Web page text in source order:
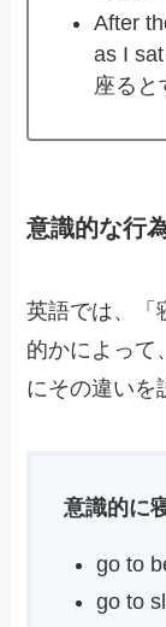
After
as I
座ると
意識的な行
英語では、「
的かによって
にその違いを
意識的に
go to
go to